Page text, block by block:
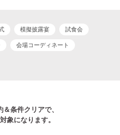
模擬披露宴
試食会
会場コーディネート
条件クリアで、
象になります。